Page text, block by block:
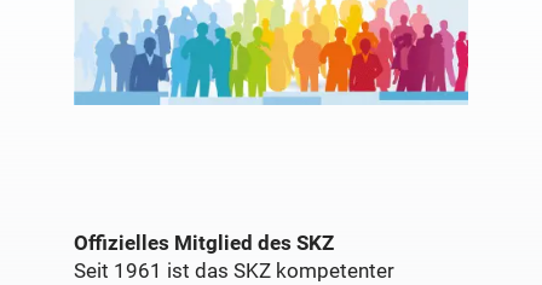
Offizielles Mitglied des SKZ
Seit 1961 ist das SKZ kompetenter